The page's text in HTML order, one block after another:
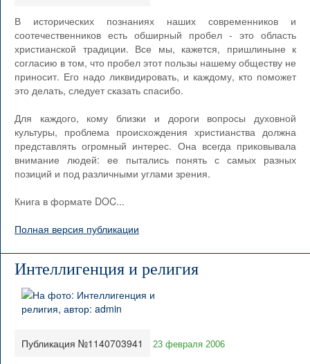
В исторических познаниях наших современников и
соотечественников есть обширный пробел - это область
христианской традиции. Все мы, кажется, пришлиныне к
согласию в том, что пробел этот пользы нашему обществу не
приносит. Его надо ликвидировать, и каждому, кто поможет
это делать, следует сказать спасибо.
Для каждого, кому близки и дороги вопросы духовной
культуры, проблема происхождения христианства должна
представлять огромный интерес. Она всегда приковывала
внимание людей: ее пытались понять с самых разных
позиций и под различными углами зрения.
Книга в формате DOC...
Полная версия публикации
Интеллигенция и религия
Публикация №1140703941 23 февраля 2006